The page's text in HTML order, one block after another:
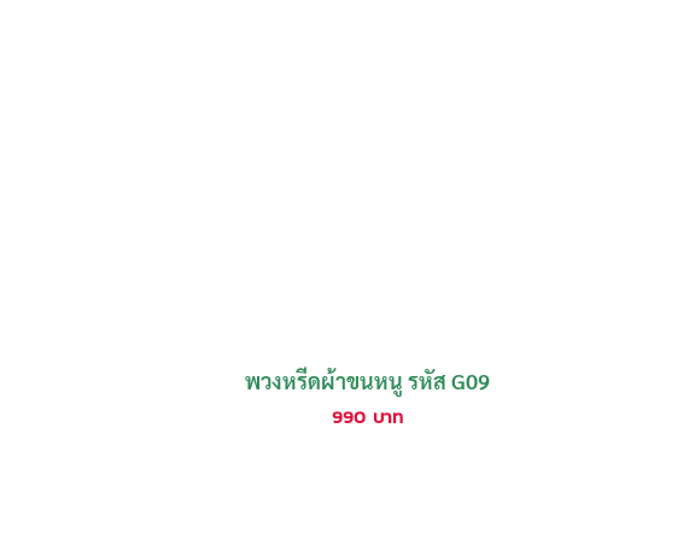
พวงหรีดผ้าขนหนู รหัส G09
990 บาท